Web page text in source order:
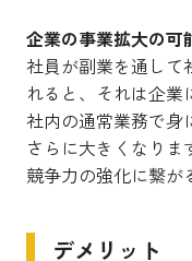
企業の事業拡大の可
社員が副業を通して
れると、それは企業
社内の通常業務で身
さらに大きくなりま
競争力の強化に繋が
デメリット